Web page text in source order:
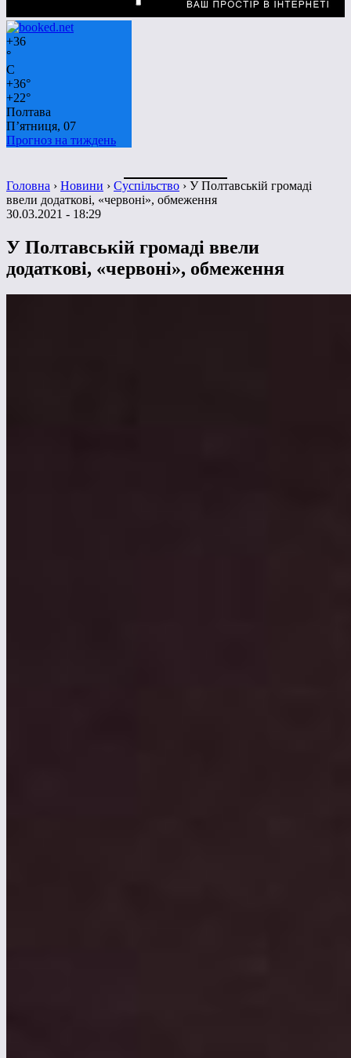
+36
°
C
+36°
+22°
Полтава
П’ятниця, 07
Прогноз на тиждень
Головна › Новини › Суспільство › У Полтавській громаді
ввели додаткові, «червоні», обмеження
30.03.2021 - 18:29
У Полтавській громаді ввели
додаткові, «червоні», обмеження